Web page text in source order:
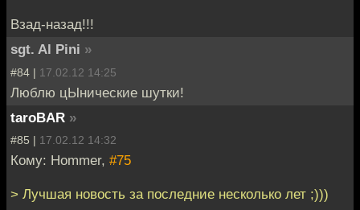
Взад-назад!!!
sgt. Al Pini »
#84 | 17.02.12 14:25
Люблю цЫнические шутки!
taroBAR »
#85 | 17.02.12 14:32
Кому: Hommer, #75
> Лучшая новость за последние несколько лет ;)))